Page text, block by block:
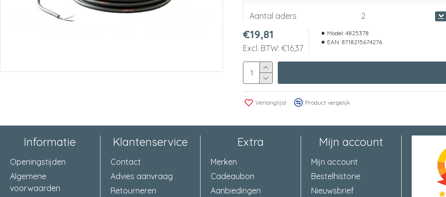
Aantal aders 2
Geleiderdoorsnede 1 Vierkante millimeter
Spanning 250 Volt
adereindhuls
€19,81
Excl. BTW: €16,37
Model: 4825378
EAN: 8718215674276
Verlanglijst Product vergelijk
Informatie
Openingstijden
Algemene
voorwaarden
Klantenservice
Contact
Advies aanvraag
Retourneren
Extra
Merken
Cadeaubon
Aanbiedingen
Mijn account
Mijn account
Bestelhistorie
Nieuwsbrief